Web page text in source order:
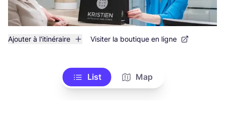
Ajouter à l'itinéraire Visiter la boutique en ligne
List Map